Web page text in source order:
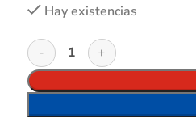
Hay existencias